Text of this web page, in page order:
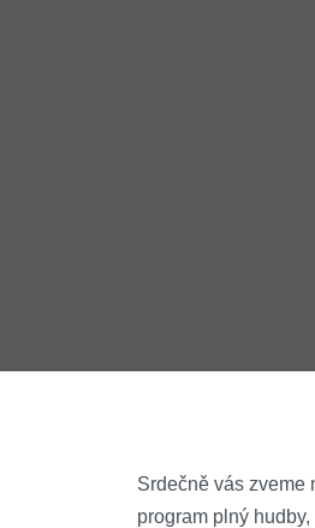
Srdečně vás zveme
program plný